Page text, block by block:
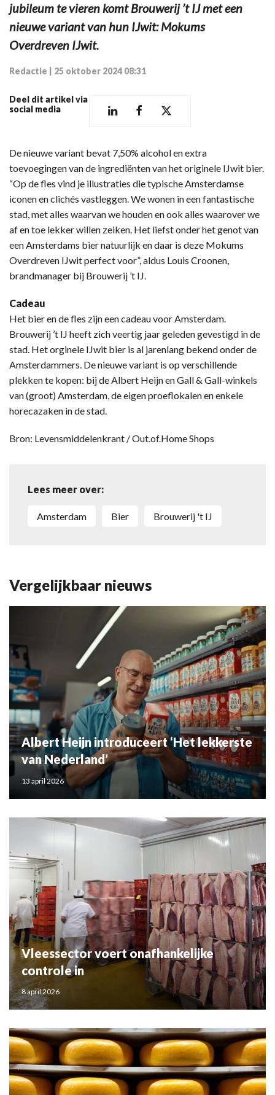
jubileum te vieren komt Brouwerij ’t IJ met een
nieuwe variant van hun IJwit: Mokums
Overdreven IJwit.
Redactie 25 oktober 2024 08:31
Deel dit artikel via
social media
De nieuwe variant bevat 7,50% alcohol en extra
toevoegingen van de ingrediënten van het originele IJwit bier.
“Op de fles vind je illustraties die typische Amsterdamse
iconen en clichés vastleggen. We wonen in een fantastische
stad, met alles waarvan we houden en ook alles waarover we
af en toe lekker willen zeiken. Het liefst onder het genot van
een Amsterdams bier natuurlijk en daar is deze Mokums
Overdreven IJwit perfect voor”, aldus Louis Croonen,
brandmanager bij Brouwerij ’t IJ.
Cadeau
Het bier en de fles zijn een cadeau voor Amsterdam.
Brouwerij ’t IJ heeft zich veertig jaar geleden gevestigd in de
stad. Het orginele IJwit bier is al jarenlang bekend onder de
Amsterdammers. De nieuwe variant is op verschillende
plekken te kopen: bij de Albert Heijn en Gall & Gall-winkels
van (groot) Amsterdam, de eigen proeflokalen en enkele
horecazaken in de stad.
Bron: Levensmiddelenkrant / Out.of.Home Shops
Lees meer over:
Amsterdam Bier Brouwerij 't IJ
Vergelijkbaar nieuws
Albert Heijn introduceert ‘Het lekkerste
van Nederland’
13 april 2026
Vleessector voert onafhankelijke
controle in
8 april 2026